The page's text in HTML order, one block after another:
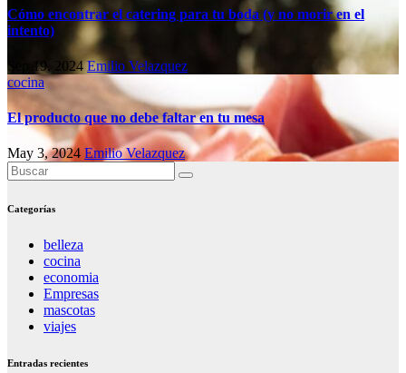
Cómo encontrar el catering para tu boda (y no morir en el
intento)
Sep 19, 2024Emilio Velazquez
cocina
El producto que no debe faltar en tu mesa
May 3, 2024 Emilio Velazquez
Categorías
belleza
cocina
economia
Empresas
mascotas
viajes
Entradas recientes